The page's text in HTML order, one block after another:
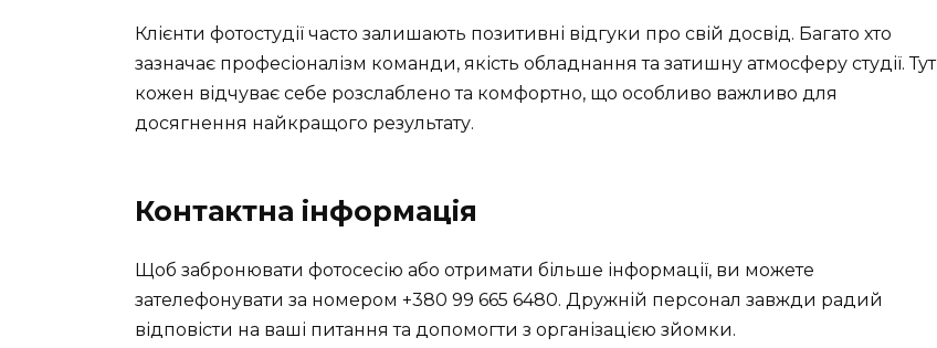
Клієнти фотостудії часто залишають позитивні відгуки про свій досвід. Багато хто
зазначає професіоналізм команди, якість обладнання та затишну атмосферу студії. Тут
кожен відчуває себе розслаблено та комфортно, що особливо важливо для
досягнення найкращого результату.
Контактна інформація
Щоб забронювати фотосесію або отримати більше інформації, ви можете
зателефонувати за номером +380 99 665 6480. Дружній персонал завжди радий
відповісти на ваші питання та допомогти з організацією зйомки.